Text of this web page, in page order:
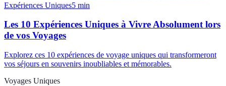
Expériences Uniques5 min
Les 10 Expériences Uniques à Vivre Absolument lors
de vos Voyages
Explorez ces 10 expériences de voyage uniques qui transformeront
vos séjours en souvenirs inoubliables et mémorables.
Voyages Uniques